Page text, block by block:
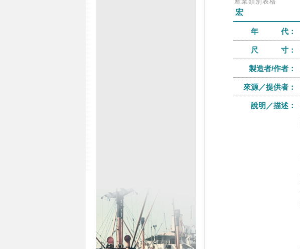
宏
年 代：
尺 寸：
製造者/作者：
來源／提供者：
說明／描述：